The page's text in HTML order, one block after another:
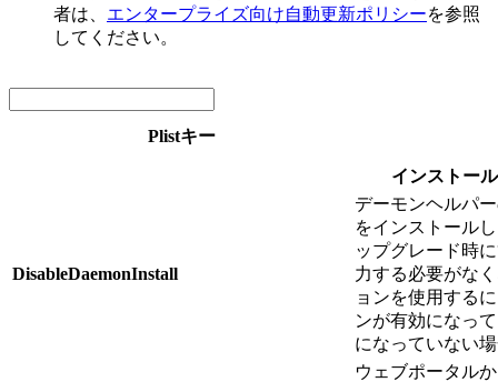
者は、 エンタープライズ向け自動更新ポリシーを参照
してください。
Plistキー
インストー
DisableDaemonInstall
デーモンヘルパ
をインストール
ップグレード時
力する必要がな
ョンを使用する
ンが有効になっ
になっていない
ウェブポータル